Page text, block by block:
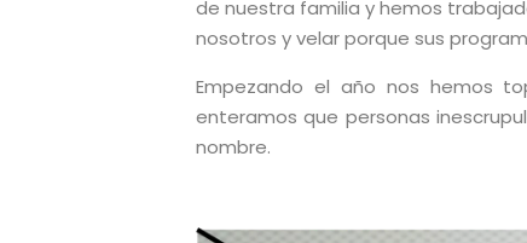
de nuestra familia y hemos
nosotros y velar porque sus
Empezando el año nos hemos
enteramos que personas
nombre.